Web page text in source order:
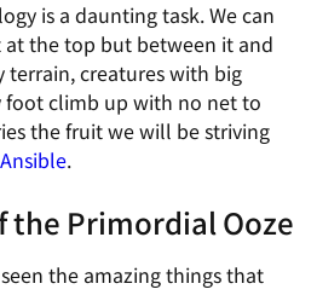
is a daunting task. We can
the top but between it and
terrain, creatures with big
climb up with no net to
the fruit we will be striving
Ansible.
the Primordial Ooze
the amazing things that